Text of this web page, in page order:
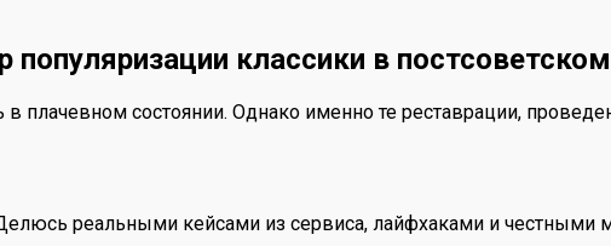
популяризации классики в
плачевном состоянии. Однако именно те реставрации,
реальными кейсами из сервиса, лайфхаками и честными